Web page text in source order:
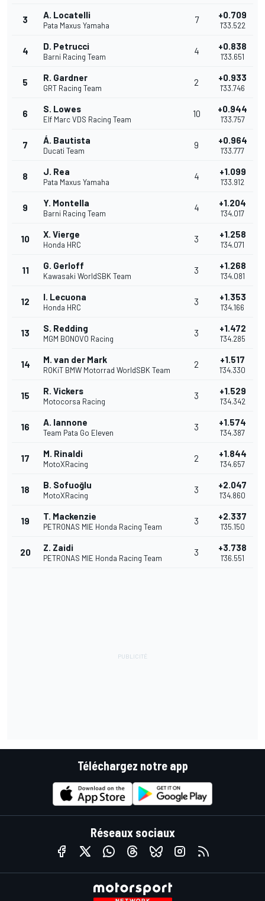
3 A. Locatelli
Pata Maxus Yamaha
7 +0.709
1'33.522
4 D. Petrucci
Barni Racing Team
4 +0.838
1'33.651
5 R. Gardner
GRT Racing Team
2 +0.933
1'33.746
6 S. Lowes
Elf Marc VDS Racing Team
10 +0.944
1'33.757
7 Á. Bautista
Ducati Team
9 +0.964
1'33.777
8 J. Rea
Pata Maxus Yamaha
4 +1.099
1'33.912
9 Y. Montella
Barni Racing Team
4 +1.204
1'34.017
10 X. Vierge
Honda HRC
3 +1.258
1'34.071
11 G. Gerloff
Kawasaki WorldSBK Team
3 +1.268
1'34.081
12 I. Lecuona
Honda HRC
3 +1.353
1'34.166
13 S. Redding
MGM BONOVO Racing
3 +1.472
1'34.285
14 M. van der Mark
ROKiT BMW Motorrad WorldSBK Team
2 +1.517
1'34.330
15 R. Vickers
Motocorsa Racing
3 +1.529
1'34.342
16 A. Iannone
Team Pata Go Eleven
3 +1.574
1'34.387
17 M. Rinaldi
MotoXRacing
2 +1.844
1'34.657
18 B. Sofuoğlu
MotoXRacing
3 +2.047
1'34.860
19 T. Mackenzie
PETRONAS MIE Honda Racing Team
3 +2.337
1'35.150
20 Z. Zaidi
PETRONAS MIE Honda Racing Team
3 +3.738
1'36.551
Téléchargez notre app
Réseaux sociaux